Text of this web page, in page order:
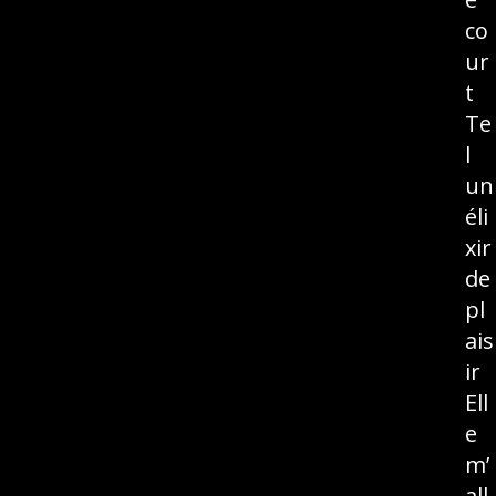
co
ur
t
Te
l
un
éli
xir
de
pl
ais
ir
Ell
e
m’